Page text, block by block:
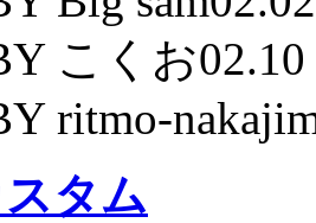
こくお02.10
ritmo-
タム